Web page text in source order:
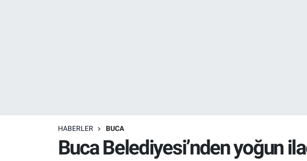
HABERLER BUCA
Buca Belediyesi’nden yoğun